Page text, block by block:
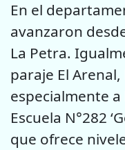
En el
avanzaron
La Petra.
paraje El
especialmente
Escuela N°282
que ofrece